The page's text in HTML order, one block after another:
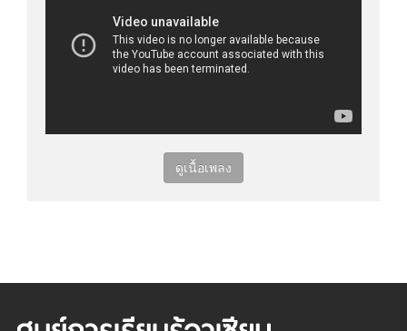
ดูเนื้อเพลง